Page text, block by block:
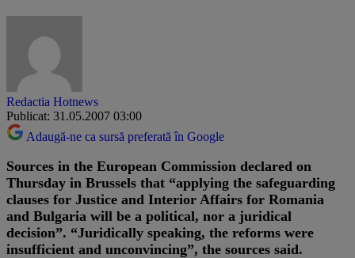
Redactia Hotnews
Publicat: 31.05.2007 03:00
Adaugă-ne ca sursă preferată în Google
Sources in the European Commission declared on
Thursday in Brussels that “applying the safeguarding
clauses for Justice and Interior Affairs for Romania
and Bulgaria will be a political, nor a juridical
decision”. “Juridically speaking, the reforms were
insufficient and unconvincing”, the sources said.